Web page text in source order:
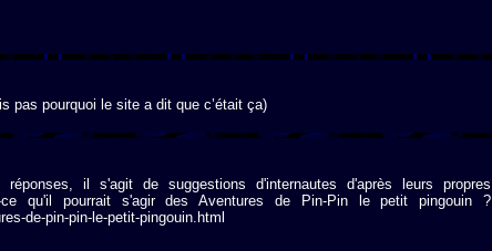
pas pourquoi le site a dit que c’était ça)
il s'agit de suggestions d'internautes d'après leurs propres
ce qu'il pourrait s'agir des Aventures de Pin-Pin le petit pingouin ?
de-pin-pin-le-petit-pingouin.html